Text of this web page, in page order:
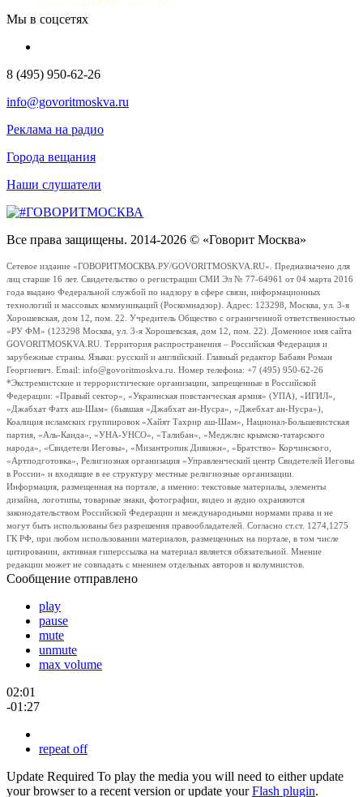
Мы в соцсетях
8 (495) 950-62-26
info@govoritmoskva.ru
Реклама на радио
Города вещания
Наши слушатели
Все права защищены. 2014-2026 © «Говорит Москва»
Сетевое издание «ГОВОРИТМОСКВА.РУ/GOVORITMOSKVA.RU». Предназначено для
лиц старше 16 лет. Свидетельство о регистрации СМИ Эл № 77-64961 от 04 марта 2016
года выдано Федеральной службой по надзору в сфере связи, информационных
технологий и массовых коммуникаций (Роскомнадзор). Адрес: 123298, Москва, ул. 3-я
Хорошевская, дом 12, пом. 22. Учредитель Общество с ограниченной ответственностью
«РУ ФМ» (123298 Москва, ул. 3-я Хорошевская, дом 12, пом. 22). Доменное имя сайта
GOVORITMOSKVA.RU. Территория распространения – Российская Федерация и
зарубежные страны. Языки: русский и английский. Главный редактор Бабаян Роман
Георгиевич. Email: info@govoritmoskva.ru. Номер телефона: +7 (495) 950-62-26
*Экстремистские и террористические организации, запрещенные в Российской
Федерации: «Правый сектор», «Украинская повстанческая армия» (УПА), «ИГИЛ»,
«Джабхат Фатх аш-Шам» (бывшая «Джабхат ан-Нусра», «Джебхат ан-Нусра»),
Коалиция исламских группировок «Хайят Тахрир аш-Шам», Национал-Большевистская
партия, «Аль-Каида», «УНА-УНСО», «Талибан», «Меджлис крымско-татарского
народа», «Свидетели Иеговы», «Мизантропик Дивижн», «Братство» Корчинского,
«Артподготовка», Религиозная организация «Управленческий центр Свидетелей Иеговы
в России» и входящие в ее структуру местные религиозные организации.
Информация, размещенная на портале, а именно: текстовые материалы, элементы
дизайна, логотипы, товарные знаки, фотографии, видео и аудио охраняются
законодательством Российской Федерации и международными нормами права и не
могут быть использованы без разрешения правообладателей. Согласно ст.ст. 1274,1275
ГК РФ, при любом использовании материалов, размещенных на портале, в том числе
цитировании, активная гиперссылка на материал является обязательной. Мнение
редакции может не совпадать с мнением отдельных авторов и колумнистов.
Сообщение отправлено
play
pause
mute
unmute
max volume
02:01
-01:27
repeat off
Update Required To play the media you will need to either update
your browser to a recent version or update yourFlash plugin.